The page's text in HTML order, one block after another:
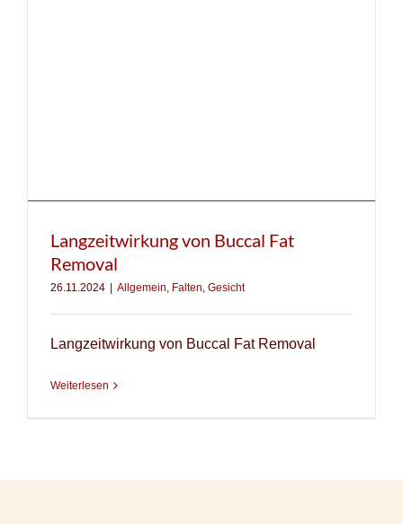
Langzeitwirkung von Buccal Fat
Removal
26.11.2024 Allgemein, Falten, Gesicht
Langzeitwirkung von Buccal Fat Removal
Weiterlesen